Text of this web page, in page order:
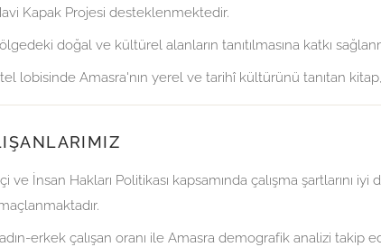
Kapak Projesi desteklenmektedir.
doğal ve kültürel alanların tanıtılmasına katkı
lobisinde Amasra'nın yerel ve tarihî kültürünü tanıtan
ve İnsan Hakları Politikası kapsamında çalışma
erkek çalışan oranı ile Amasra demografik analizi takip